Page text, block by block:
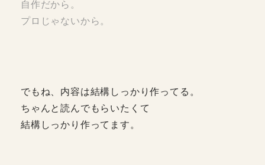
自作だから。
プロじゃないから。
でもね、内容は結構しっかり作ってる。
ちゃんと読んでもらいたくて
結構しっかり作ってます。